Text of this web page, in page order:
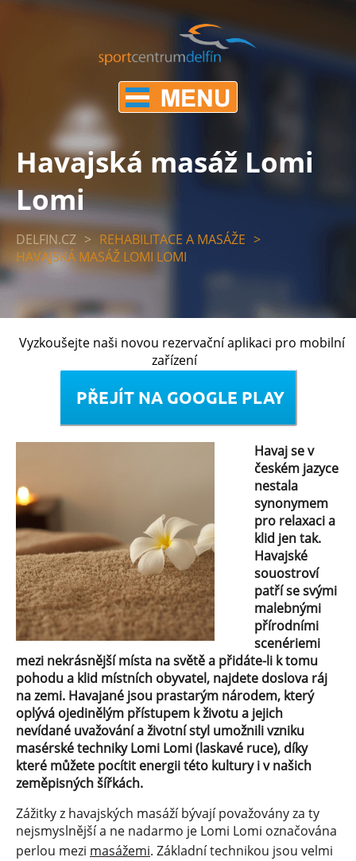
Havajská masáž Lomi
Lomi
DELFIN.CZ > REHABILITACE A MASÁŽE >
HAVAJSKÁ MASÁŽ LOMI LOMI
Vyzkoušejte naši novou rezervační aplikaci pro mobilní
zařízení
Havaj se v
českém jazyce
nestala
synonymem
pro relaxaci a
klid jen tak.
Havajské
souostroví
patří se svými
malebnými
přírodními
scenériemi
mezi nekrásnější místa na světě a přidáte-li k tomu
pohodu a klid místních obyvatel, najdete doslova ráj
na zemi. Havajané jsou prastarým národem, který
oplývá ojedinělým přístupem k životu a jejich
nevídané uvažování a životní styl umožnili vzniku
masérské techniky Lomi Lomi (laskavé ruce), díky
které můžete pocítit energii této kultury i v našich
zeměpisných šířkách.
Zážitky z havajských masáží bývají považovány za ty
nejsmyslnější a ne nadarmo je Lomi Lomi označována
perlou mezi masážemi. Základní technikou jsou velmi